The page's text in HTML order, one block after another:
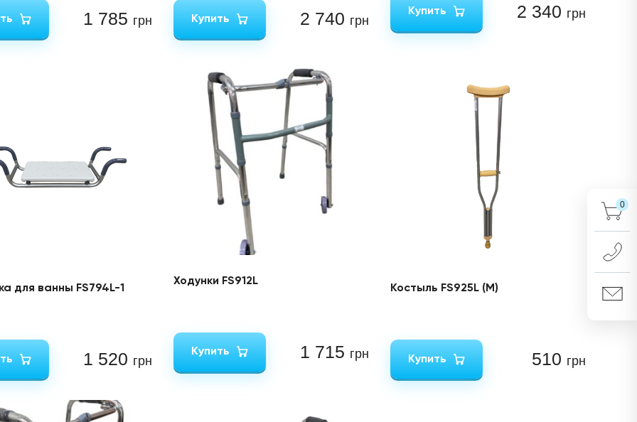
1 785 грн Купить 2 740 грн
Купить 2 340 грн
для ванны FS794L-1
1 520 грн
Ходунки FS912L
Купить 1 715 грн
Костыль FS925L (M)
Купить 510 грн
0